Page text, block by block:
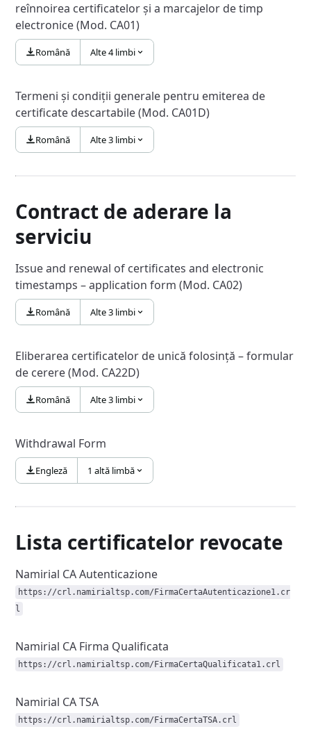
reînnoirea certificatelor și a marcajelor de timp
electronice (Mod. CA01)
Română Alte 4 limbi
Termeni și condiții generale pentru emiterea de
certificate descartabile (Mod. CA01D)
Română Alte 3 limbi
Contract de aderare la
serviciu
Issue and renewal of certificates and electronic
timestamps – application form (Mod. CA02)
Română Alte 3 limbi
Eliberarea certificatelor de unică folosință – formular
de cerere (Mod. CA22D)
Română Alte 3 limbi
Withdrawal Form
Engleză 1 altă limbă
Lista certificatelor revocate
Namirial CA Autenticazione
https://crl.namirialtsp.com/FirmaCertaAutenticazione1.cr
l
Namirial CA Firma Qualificata
https://crl.namirialtsp.com/FirmaCertaQualificata1.crl
Namirial CA TSA
https://crl.namirialtsp.com/FirmaCertaTSA.crl